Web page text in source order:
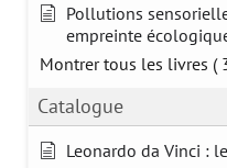
Pollutions
empreinte
Montrer tous les livres (
Catalogue
Leonardo da Vinci :